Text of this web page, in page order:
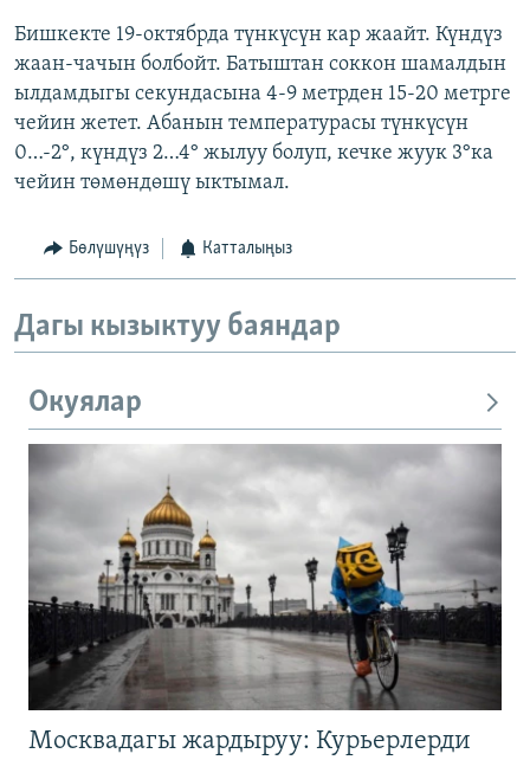
Бишкекте 19-октябрда түнкүсүн кар жаайт. Күндүз
жаан-чачын болбойт. Батыштан соккон шамалдын
ылдамдыгы секундасына 4-9 метрден 15-20 метрге
чейин жетет. Абанын температурасы түнкүсүн
0…-2°, күндүз 2…4° жылуу болуп, кечке жуук 3°ка
чейин төмөндөшү ыктымал.
Бөлүшүңүз Катталыңыз
Дагы кызыктуу баяндар
Окуялар
Москвадагы жардыруу: Курьерлерди